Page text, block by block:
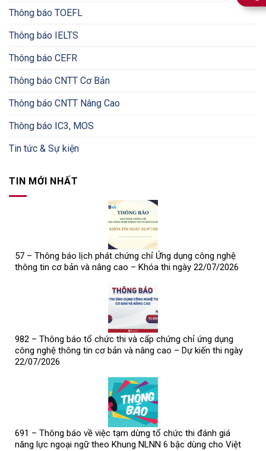
Thông báo TOEFL
Thông báo IELTS
Thông báo CEFR
Thông báo CNTT Cơ Bản
Thông báo CNTT Nâng Cao
Thông báo IC3, MOS
Tin tức & Sự kiện
TIN MỚI NHẤT
57 – Thông báo lịch phát chứng chỉ Ứng dụng công nghệ
thông tin cơ bản và nâng cao – Khóa thi ngày 22/07/2026
982 – Thông báo tổ chức thi và cấp chứng chỉ ứng dụng
công nghệ thông tin cơ bản và nâng cao – Dự kiến thi ngày
22/07/2026
691 – Thông báo về việc tạm dừng tổ chức thi đánh giá
năng lực ngoại ngữ theo Khung NLNN 6 bậc dùng cho Việt